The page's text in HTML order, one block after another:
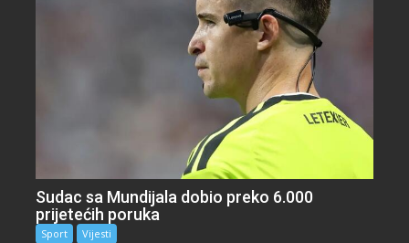
Sudac sa Mundijala dobio preko 6.000
prijetećih poruka
Sport Vijesti